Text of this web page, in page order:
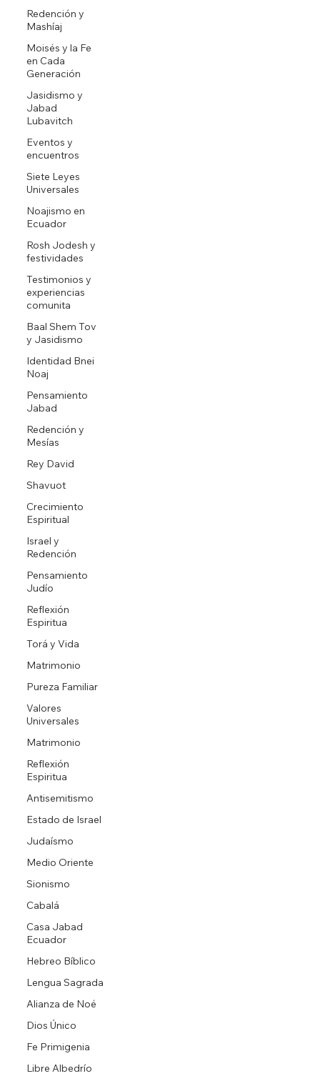
Redención y
Mashíaj
Moisés y la Fe
en Cada
Generación
Jasidismo y
Jabad
Lubavitch
Eventos y
encuentros
Siete Leyes
Universales
Noajismo en
Ecuador
Rosh Jodesh y
festividades
Testimonios y
experiencias
comunita
Baal Shem Tov
y Jasidismo
Identidad Bnei
Noaj
Pensamiento
Jabad
Redención y
Mesías
Rey David
Shavuot
Crecimiento
Espiritual
Israel y
Redención
Pensamiento
Judío
Reflexión
Espiritua
Torá y Vida
Matrimonio
Pureza Familiar
Valores
Universales
Matrimonio
Reflexión
Espiritua
Antisemitismo
Estado de Israel
Judaísmo
Medio Oriente
Sionismo
Cabalá
Casa Jabad
Ecuador
Hebreo Bíblico
Lengua Sagrada
Alianza de Noé
Dios Único
Fe Primigenia
Libre Albedrío